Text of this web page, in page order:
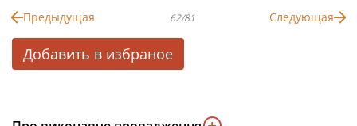
Предыдущая 62/81 Следующая
Добавить в избраное